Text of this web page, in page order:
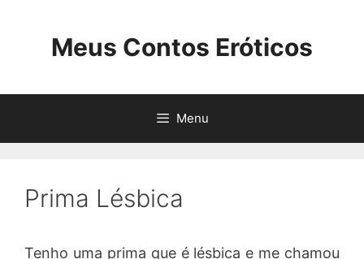
Meus Contos Eróticos
Menu
Prima Lésbica
Tenho uma prima que é lésbica e me chamou